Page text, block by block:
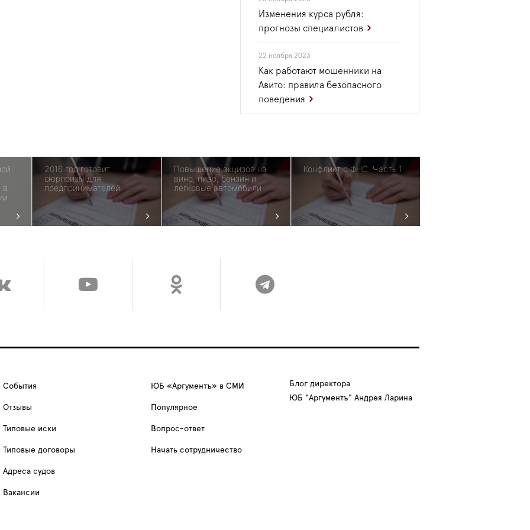
Изменения курса рубля:
прогнозы специалистов
22 ноября 2023
Как работают мошенники на
Авито: правила безопасного
поведения
в
2016 год готовит
сюрпризы для
предпринимателей
Повышение акцизов на
вино, пиво, бензин и
легковые автомобили
Конфликт с ФНС. Часть 1
События
Отзывы
Типовые иски
Типовые договоры
Адреса судов
Вакансии
ЮБ «Аргументъ» в СМИ
Популярное
Вопрос-ответ
Начать сотрудничество
Блог директора
ЮБ "Аргументъ" Андрея Ларина